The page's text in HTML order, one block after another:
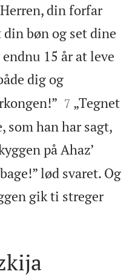
din forfar
bøn og set dine
15 år at leve
dig og


7 „Tegnet
som han har sagt,
på Ahaz’
lød svaret. Og
gik ti streger